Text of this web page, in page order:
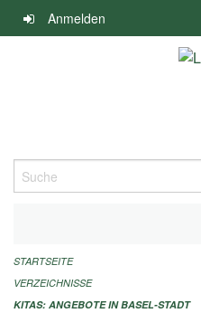
Navigation
überspringen
Anmelden
Suche
ALLGEMEINE INFORMATIONEN
IMPRESSUM
STARTSEITE
VERZEICHNISSE
KITAS: ANGEBOTE IN BASEL-STADT